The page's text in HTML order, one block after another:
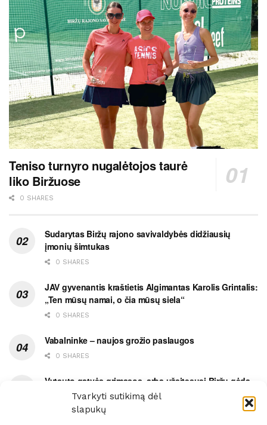
Tvarkyti sutikimą dėl
slapukų
Teniso turnyro nugalėtojos taurė
liko Biržuose
0 SHARES
Sudarytas Biržų rajono savivaldybės didžiausių
įmonių šimtukas
0 SHARES
JAV gyvenantis kraštietis Algimantas Karolis Grintalis:
„Ten mūsų namai, o čia mūsų siela“
0 SHARES
Vabalninke – naujos grožio paslaugos
0 SHARES
Vytauto gatvės grimasos, arba užsitęsusi Biržų gėda
0 SHARES